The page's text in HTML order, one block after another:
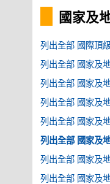
國家及
列出全部 國際頂
列出全部 國家及
列出全部 國家及
列出全部 國家及
列出全部 國家及
列出全部 國家及
列出全部 國家及
列出全部 國家及